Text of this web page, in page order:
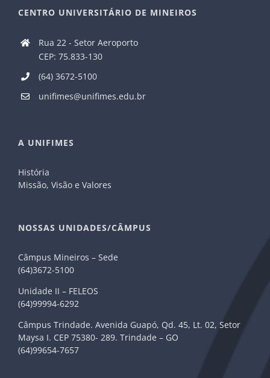
CENTRO UNIVERSITÁRIO DE MINEIROS
Rua 22 - Setor Aeroporto
CEP: 75.833-130
(64) 3672-5100
unifimes@unifimes.edu.br
A UNIFIMES
História
Missão, Visão e Valores
NOSSAS UNIDADES/CÂMPUS
Câmpus Mineiros – Sede
(64)3672-5100
Unidade II – FELEOS
(64)99994-6292
Câmpus Trindade. Avenida Guapó, Qd. 45, Lt. 02, Setor
Maysa I. CEP 75380- 289. Trindade – GO
(64)99654-7657